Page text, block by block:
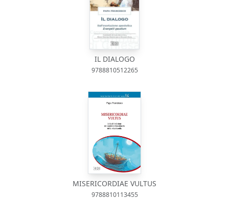
IL DIALOGO
9788810512265
MISERICORDIAE VULTUS
9788810113455